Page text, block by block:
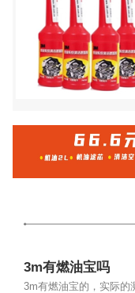
3m有燃油宝吗
3m有燃油宝的，实际的